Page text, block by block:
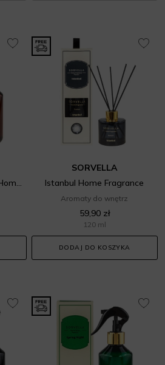
SORVELLA
Istanbul Home Fragrance
Aromaty do wnętrz
59,90 zł
120 ml
DODAJ DO KOSZYKA